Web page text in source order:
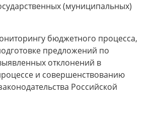
(муниципальных)
бюджетного процесса,
предложений по
отклонений в
и совершенствованию
Российской